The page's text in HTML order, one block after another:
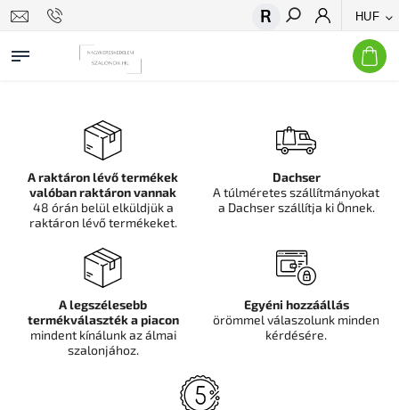
HUF
Keresés
A raktáron lévő termékek
valóban raktáron vannak
48 órán belül elküldjük a
raktáron lévő termékeket.
Dachser
A túlméretes szállítmányokat
a Dachser szállítja ki Önnek.
A legszélesebb
termékválaszték a piacon
mindent kínálunk az álmai
szalonjához.
Egyéni hozzáállás
örömmel válaszolunk minden
kérdésére.